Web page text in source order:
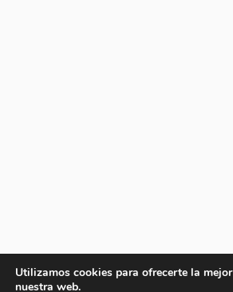
Utilizamos cookies para ofrecerte la
nuestra web.